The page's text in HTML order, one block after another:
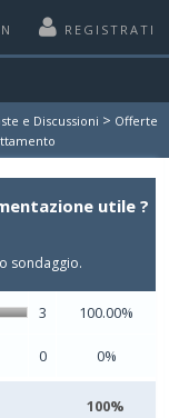
REGISTRATI
e Discussioni > Offerte
utile ?
sondaggio.
3 100.00%
0 0%
100%